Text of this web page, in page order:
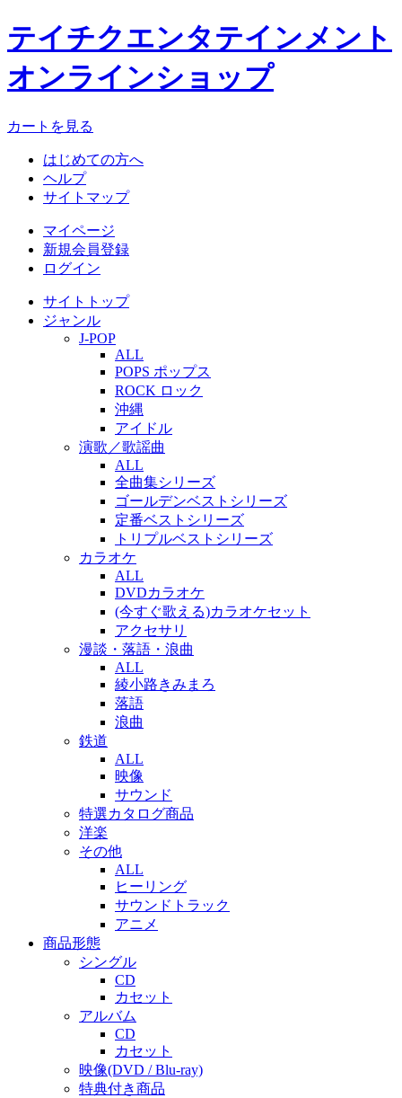
テイチクエンタテインメント
オンラインショップ
カートを見る
はじめての方へ
ヘルプ
サイトマップ
マイページ
新規会員登録
ログイン
サイトトップ
ジャンル
J-POP
ALL
POPS ポップス
ROCK ロック
沖縄
アイドル
演歌／歌謡曲
ALL
全曲集シリーズ
ゴールデンベストシリーズ
定番ベストシリーズ
トリプルベストシリーズ
カラオケ
ALL
DVDカラオケ
(今すぐ歌える)カラオケセット
アクセサリ
漫談・落語・浪曲
ALL
綾小路きみまろ
落語
浪曲
鉄道
ALL
映像
サウンド
特選カタログ商品
洋楽
その他
ALL
ヒーリング
サウンドトラック
アニメ
商品形態
シングル
CD
カセット
アルバム
CD
カセット
映像(DVD / Blu-ray)
特典付き商品